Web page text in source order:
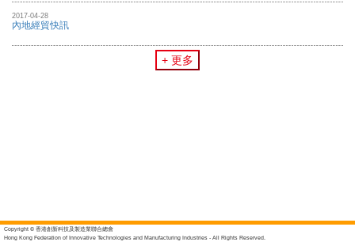
2017-04-28
內地經貿快訊
+ 更多
Copyright © 香港創新科技及製造業聯合總會
Hong Kong Federation of Innovative Technologies and Manufacturing Industries - All Rights Reserved.